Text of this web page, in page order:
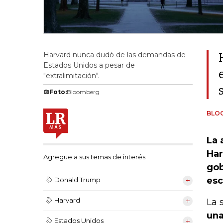
Harvard nunca dudó de las demandas de
Estados Unidos a pesar de
"extralimitación".
Foto:Bloomberg
Agregue a sus temas de interés
Donald Trump
Harvard
Estados Unidos
La
La